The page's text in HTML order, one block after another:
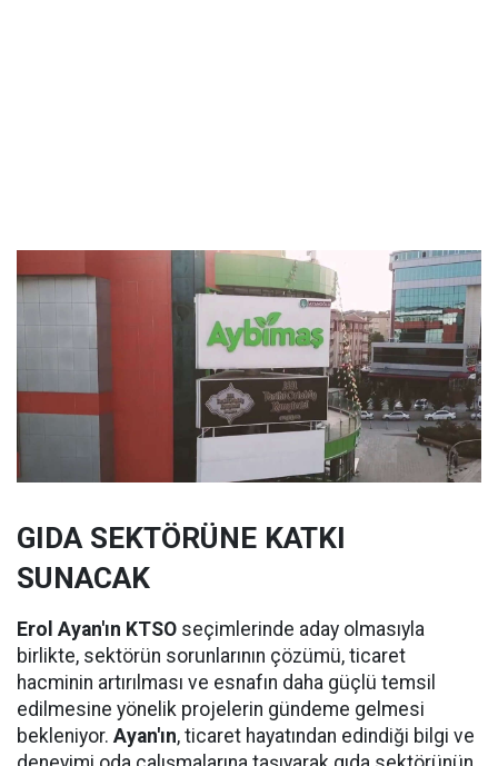
GIDA SEKTÖRÜNE KATKI
SUNACAK
Erol Ayan'ın KTSO seçimlerinde aday olmasıyla
birlikte, sektörün sorunlarının çözümü, ticaret
hacminin artırılması ve esnafın daha güçlü temsil
edilmesine yönelik projelerin gündeme gelmesi
bekleniyor. Ayan'ın, ticaret hayatından edindiği bilgi ve